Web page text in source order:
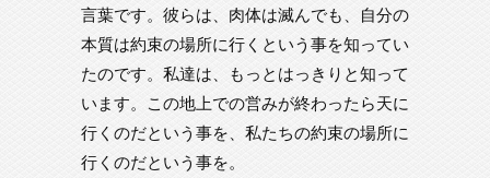
言葉です。彼らは、肉体は滅んでも、自分の
本質は約束の場所に行くという事を知ってい
たのです。私達は、もっとはっきりと知って
います。この地上での営みが終わったら天に
行くのだという事を、私たちの約束の場所に
行くのだという事を。